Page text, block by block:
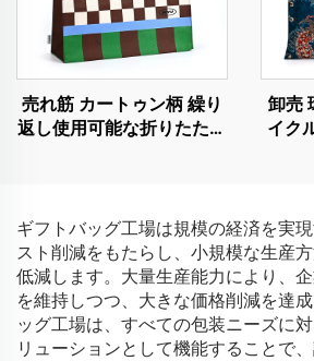
売れ筋 カートゥン柄 繰り
返し使用可能な折りたたみ
卸売
イク
ギフトバッグ工場は規模の経済を実
スト削減をもたらし、小規模な生産
低減します。大量生産能力により、
を維持しつつ、大きな価格削減を達
ッグ工場は、すべての包装ニーズに
リューションとして機能することで